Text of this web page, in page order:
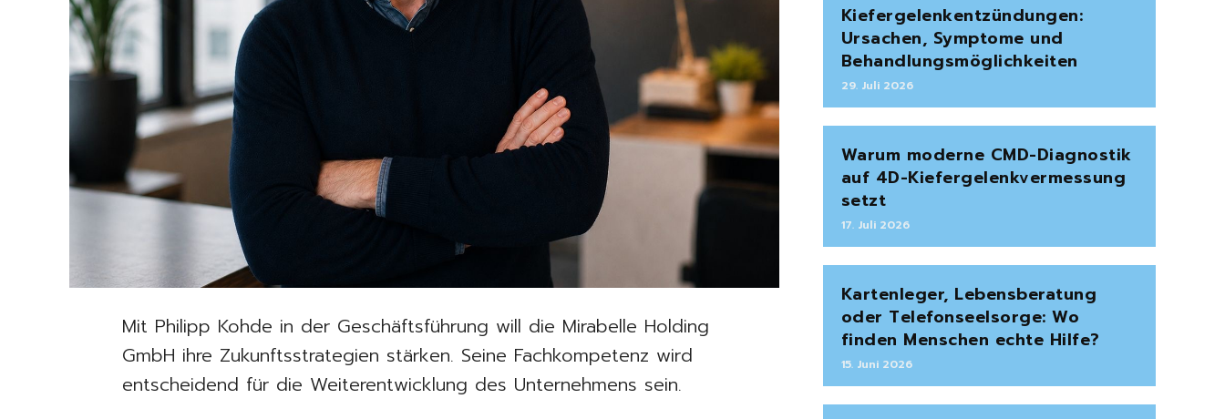
Mit Philipp Kohde in der Geschäftsführung will die Mirabelle Holding
GmbH ihre Zukunftsstrategien stärken. Seine Fachkompetenz wird
entscheidend für die Weiterentwicklung des Unternehmens sein.
Kiefergelenkentzündungen:
Ursachen, Symptome und
Behandlungsmöglichkeiten
29. Juli 2026
Warum moderne CMD-Diagnostik
auf 4D-Kiefergelenkvermessung
setzt
17. Juli 2026
Kartenleger, Lebensberatung
oder Telefonseelsorge: Wo
finden Menschen echte Hilfe?
15. Juni 2026